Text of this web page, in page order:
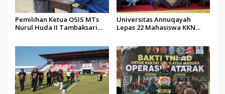
Pemilihan Ketua OSIS MTs
Nurul Huda II Tambaksari
Universitas Annuqayah
Lepas 22 Mahasiswa KKN